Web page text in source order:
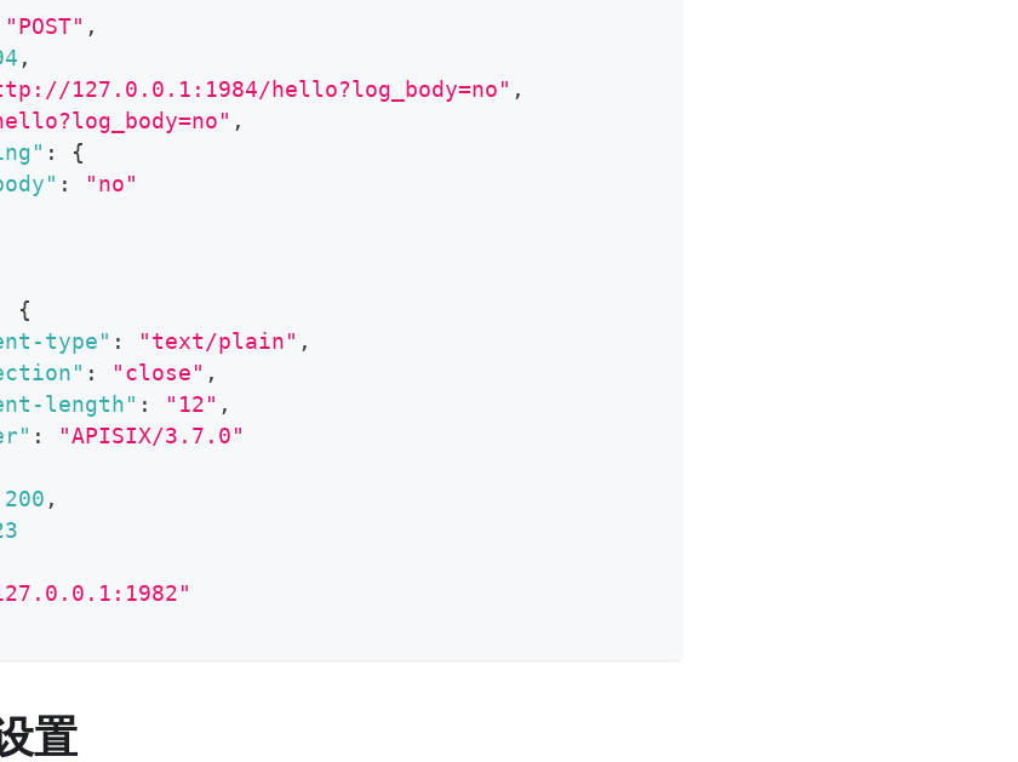
"POST" ,
,
127.0.0.1:1984/hello?log_body=no" ,
,
:
{
:
"no"
{
type" : "text/plain" ,
: "close" ,
length" : "12" ,
:
"APISIX/3.7.0"
200 ,
置